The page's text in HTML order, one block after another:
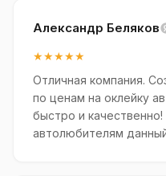
Александр Беляков
★★★★★
Отличная компания.
по ценам на оклейку
быстро и
автолюбителям